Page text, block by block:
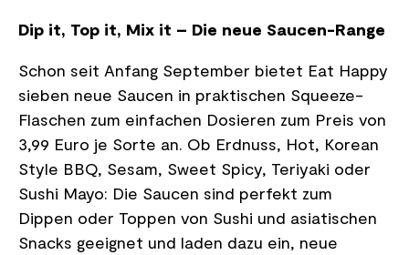
Dip it, Top it, Mix it – Die neue Saucen-Range
Schon seit Anfang September bietet Eat Happy
sieben neue Saucen in praktischen Squeeze-
Flaschen zum einfachen Dosieren zum Preis von
3,99 Euro je Sorte an. Ob Erdnuss, Hot, Korean
Style BBQ, Sesam, Sweet Spicy, Teriyaki oder
Sushi Mayo: Die Saucen sind perfekt zum
Dippen oder Toppen von Sushi und asiatischen
Snacks geeignet und laden dazu ein, neue